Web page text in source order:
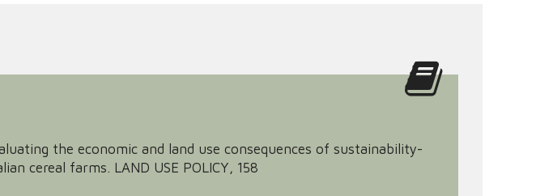
the economic and land use consequences of sustainability-
cereal farms. LAND USE POLICY, 158